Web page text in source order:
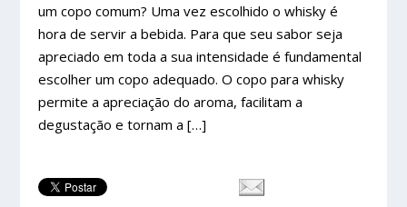
um copo comum? Uma vez escolhido o whisky é
hora de servir a bebida. Para que seu sabor seja
apreciado em toda a sua intensidade é fundamental
escolher um copo adequado. O copo para whisky
permite a apreciação do aroma, facilitam a
degustação e tornam a […]